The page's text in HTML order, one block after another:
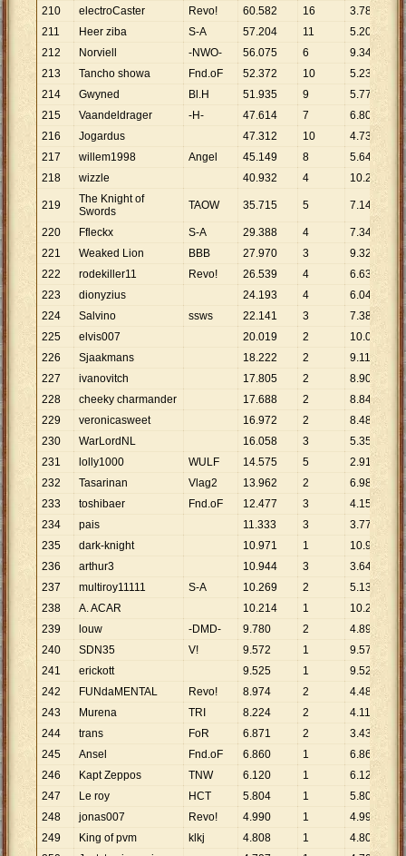
210
electroCaster Revo! 60.582 16 3.786
211
Heer ziba S-A 57.204 11 5.200
212
Norviell -NWO- 56.075 6 9.346
213
Tancho showa Fnd.oF 52.372 10 5.237
214
Gwyned Bl.H 51.935 9 5.771
215
Vaandeldrager -H- 47.614 7 6.802
216
Jogardus 47.312 10 4.731
217
willem1998 Angel 45.149 8 5.644
218
wizzle 40.932 4 10.233
219
The Knight of
Swords
TAOW 35.715 5 7.143
220 Ffleckx S-A 29.388 4 7.347
221
Weaked Lion BBB 27.970 3 9.323
222
rodekiller11 Revo! 26.539 4 6.635
223
dionyzius 24.193 4 6.048
224
Salvino ssws 22.141 3 7.380
225
elvis007 20.019 2 10.010
226
Sjaakmans 18.222 2 9.111
227
ivanovitch 17.805 2 8.903
228
cheeky charmander 17.688 2 8.844
229
veronicasweet 16.972 2 8.486
230
WarLordNL 16.058 3 5.353
231
lolly1000 WULF 14.575 5 2.915
232
Tasarinan Vlag2 13.962 2 6.981
233
toshibaer Fnd.oF 12.477 3 4.159
234
pais 11.333 3 3.778
235
dark-knight 10.971 1 10.971
236
arthur3 10.944 3 3.648
237
multiroy11111 S-A 10.269 2 5.135
238
A. ACAR 10.214 1 10.214
239
louw -DMD- 9.780 2 4.890
240
SDN35 V! 9.572 1 9.572
241
erickott 9.525 1 9.525
242
FUNdaMENTAL Revo! 8.974 2 4.487
243
Murena TRI 8.224 2 4.112
244
trans FoR 6.871 2 3.436
245
Ansel Fnd.oF 6.860 1 6.860
246
Kapt Zeppos TNW 6.120 1 6.120
247
Le roy HCT 5.804 1 5.804
248
jonas007 Revo! 4.990 1 4.990
249
King of pvm klkj 4.808 1 4.808